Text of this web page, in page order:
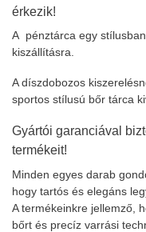
érkezik!
A pénztárca egy
kiszállításra.
A díszdobozos
sportos stílusú bőr tárca
Gyártói garanciával
termékeit!
Minden egyes darab
hogy tartós és elegáns
A termékeinkre jellemző,
bőrt és precíz varrási